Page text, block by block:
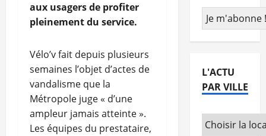
aux usagers de profiter
pleinement du service.
Vélo’v fait depuis plusieurs
semaines l’objet d’actes de
vandalisme que la
Métropole juge « d’une
ampleur jamais atteinte ».
Les équipes du prestataire,
L'ACTU
PAR VILLE